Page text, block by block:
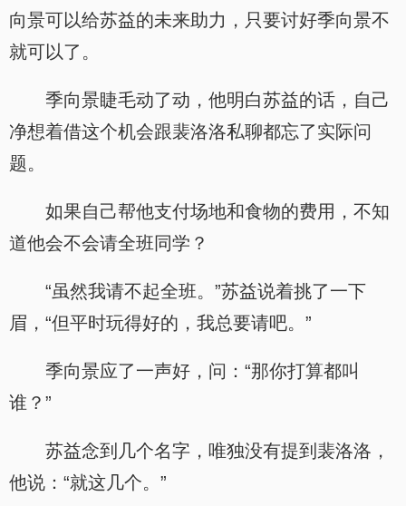
向景可以给苏益的未来助力，只要讨好季向景不
就可以了。
季向景睫毛动了动，他明白苏益的话，自己
净想着借这个机会跟裴洛洛私聊都忘了实际问
题。
如果自己帮他支付场地和食物的费用，不知
道他会不会请全班同学？
“虽然我请不起全班。”苏益说着挑了一下
眉，“但平时玩得好的，我总要请吧。”
季向景应了一声好，问：“那你打算都叫
谁？”
苏益念到几个名字，唯独没有提到裴洛洛，
他说：“就这几个。”